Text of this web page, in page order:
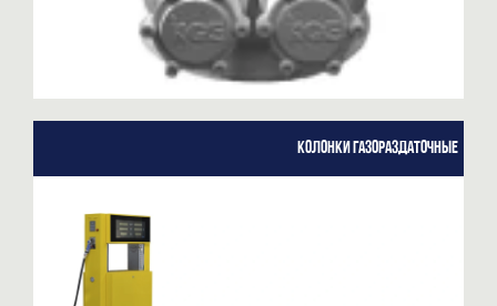
Колонки газораздаточные